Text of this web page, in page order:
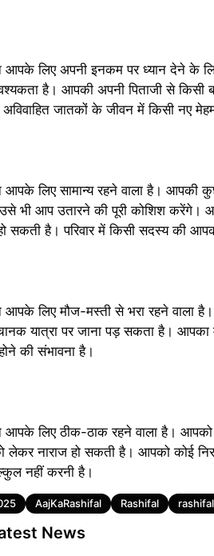
लिए अपनी इनकम पर ध्यान देने के
है। आपकी अपनी पिताजी से
अविवाहित जातकों के जीवन में किसी नए
लिए सामान्य रहने वाला है। आपकी
भी आप उतारने की पूरी कोशिश करेंगे।
सकती है। परिवार में किसी सदस्य की
लिए मौज-मस्ती से भरा रहने वाला
यात्रा पर जाना पड़ सकता है।
की संभावना है।
लिए ठीक-ठाक रहने वाला है। आपको
लेकर नाराज हो सकती है। आपको कोई
नहीं करनी है।
AajKaRashifal Rashifal
News